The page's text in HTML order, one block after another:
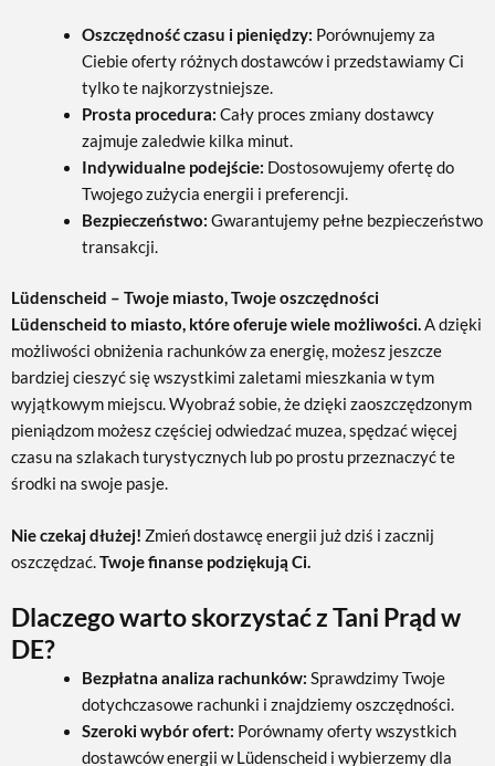
Oszczędność czasu i pieniędzy: Porównujemy za
Ciebie oferty różnych dostawców i przedstawiamy Ci
tylko te najkorzystniejsze.
Prosta procedura: Cały proces zmiany dostawcy
zajmuje zaledwie kilka minut.
Indywidualne podejście: Dostosowujemy ofertę do
Twojego zużycia energii i preferencji.
Bezpieczeństwo: Gwarantujemy pełne bezpieczeństwo
transakcji.
Lüdenscheid – Twoje miasto, Twoje oszczędności
Lüdenscheid to miasto, które oferuje wiele możliwości.A dzięki
możliwości obniżenia rachunków za energię, możesz jeszcze
bardziej cieszyć się wszystkimi zaletami mieszkania w tym
wyjątkowym miejscu. Wyobraź sobie, że dzięki zaoszczędzonym
pieniądzom możesz częściej odwiedzać muzea, spędzać więcej
czasu na szlakach turystycznych lub po prostu przeznaczyć te
środki na swoje pasje.
Nie czekaj dłużej! Zmień dostawcę energii już dziś i zacznij
oszczędzać.Twoje finanse podziękują Ci.
Dlaczego warto skorzystać z Tani Prąd w
DE?
Bezpłatna analiza rachunków: Sprawdzimy Twoje
dotychczasowe rachunki i znajdziemy oszczędności.
Szeroki wybór ofert: Porównamy oferty wszystkich
dostawców energii w Lüdenscheid i wybierzemy dla